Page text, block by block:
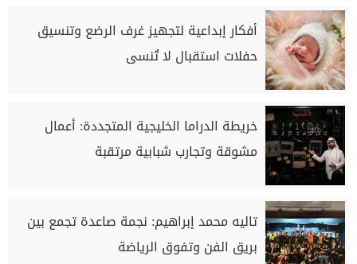
أفكار إبداعية لتجهيز غرف الرضع وتنسيق
حفلات استقبال لا تُنسى
خريطة الدراما الخليجية المتجددة: أعمال
مشوقة وتجارب شبابية مرتقبة
تاليه محمد إبراهيم: نجمة صاعدة تجمع بين
بريق الفن وتفوق الرياضة